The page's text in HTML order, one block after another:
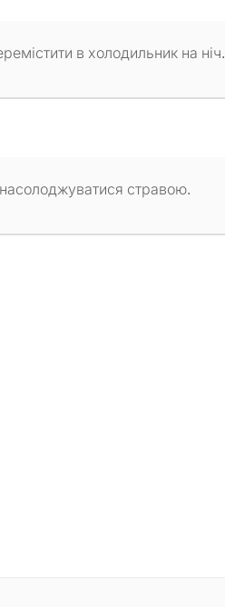
в холодильник на ніч.
насолоджуватися стравою.